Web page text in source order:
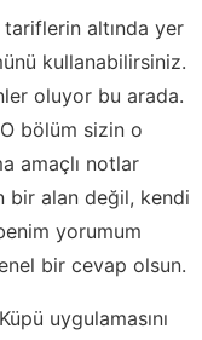
tariflerin altında yer
kullanabilirsiniz.
oluyor bu arada.
bölüm sizin o
amaçlı notlar
bir alan değil, kendi
yorumum
bir cevap olsun.
uygulamasını